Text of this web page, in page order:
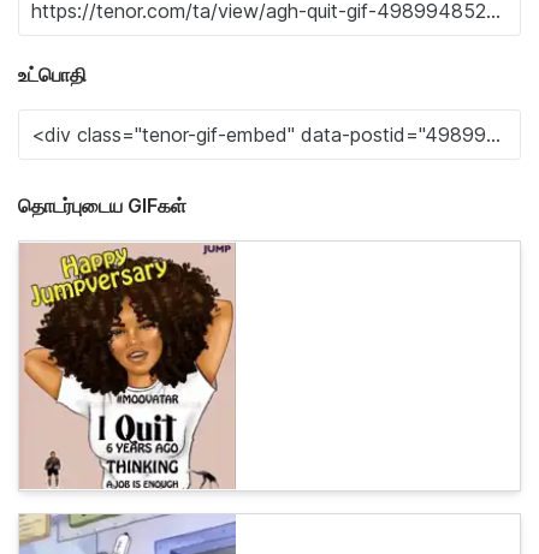
உட்பொதி
தொடர்புடைய GIFகள்